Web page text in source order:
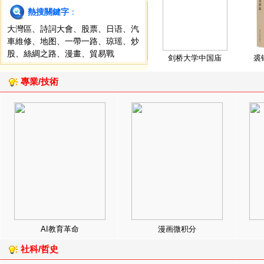
熱搜關鍵字 ：
大灣區
詩詞大會 股票 日语
汽
車維修
地图 一帶一路 琼瑶
炒
股
絲綢之路 漫畫 貿易戰 剑桥大学中国庙 裘
專業/技術
AI教育革命 漫画微积分
社科/哲史